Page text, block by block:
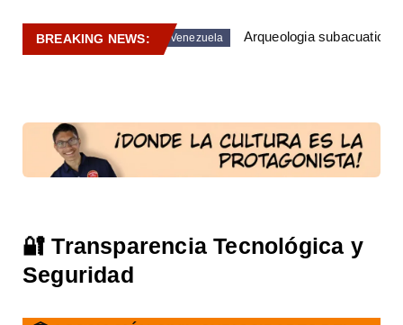
BREAKING NEWS: Venezuela Arqueologia subacuatica
🔐 Transparencia Tecnológica y
Seguridad